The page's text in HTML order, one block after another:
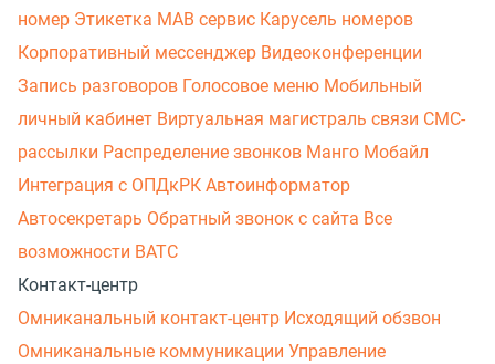
номер Этикетка МАВ сервис Карусель номеров
Корпоративный мессенджер Видеоконференции
Запись разговоров Голосовое меню Мобильный
личный кабинет Виртуальная магистраль связи СМС-
рассылки Распределение звонков Манго Мобайл
Интеграция с ОПДкРК Автоинформатор
Автосекретарь Обратный звонок с сайта Все
возможности ВАТС
Контакт-центр
Омниканальный контакт-центр Исходящий обзвон
Омниканальные коммуникации Управление